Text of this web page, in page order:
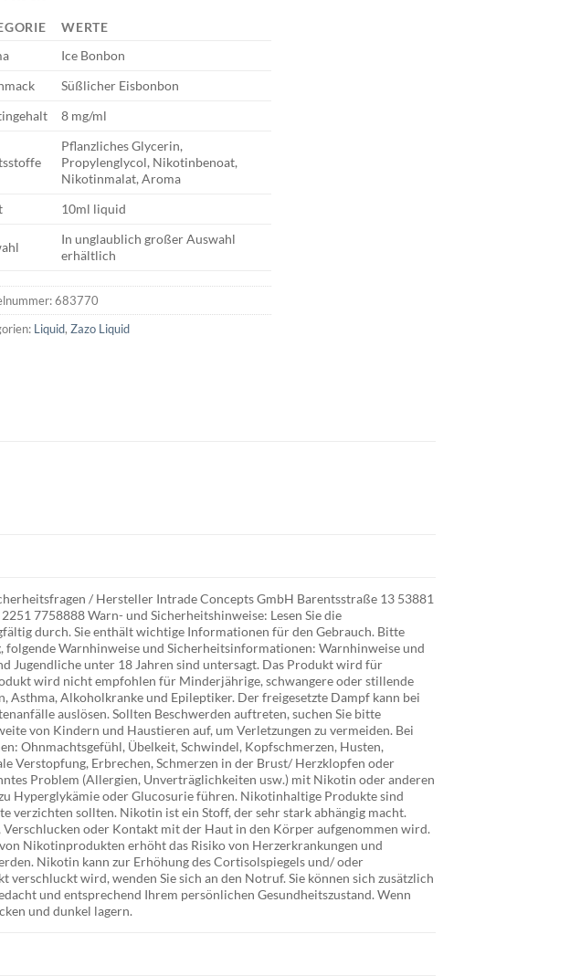
WERTE
Ice Bonbon
Süßlicher Eisbonbon
8 mg/ml
Pflanzliches Glycerin,
Propylenglycol, Nikotinbenoat,
Nikotinmalat, Aroma
10ml liquid
In unglaublich großer Auswahl
erhältlich
683770
Liquid, Zazo Liquid
/ Hersteller Intrade Concepts GmbH Barentsstraße 13 53881
7758888 Warn- und Sicherheitshinweise: Lesen Sie die
durch. Sie enthält wichtige Informationen für den Gebrauch. Bitte
folgende Warnhinweise und Sicherheitsinformationen: Warnhinweise und
Jugendliche unter 18 Jahren sind untersagt. Das Produkt wird für
wird nicht empfohlen für Minderjährige, schwangere oder stillende
Alkoholkranke und Epileptiker. Der freigesetzte Dampf kann bei
auslösen. Sollten Beschwerden auftreten, suchen Sie bitte
von Kindern und Haustieren auf, um Verletzungen zu vermeiden. Bei
Ohnmachtsgefühl, Übelkeit, Schwindel, Kopfschmerzen, Husten,
Verstopfung, Erbrechen, Schmerzen in der Brust/ Herzklopfen oder
Problem (Allergien, Unverträglichkeiten usw.) mit Nikotin oder anderen
Hyperglykämie oder Glucosurie führen. Nikotinhaltige Produkte sind
verzichten sollten. Nikotin ist ein Stoff, der sehr stark abhängig macht.
oder Kontakt mit der Haut in den Körper aufgenommen wird.
Nikotinprodukten erhöht das Risiko von Herzerkrankungen und
Nikotin kann zur Erhöhung des Cortisolspiegels und/ oder
wird, wenden Sie sich an den Notruf. Sie können sich zusätzlich
und entsprechend Ihrem persönlichen Gesundheitszustand. Wenn
und dunkel lagern.